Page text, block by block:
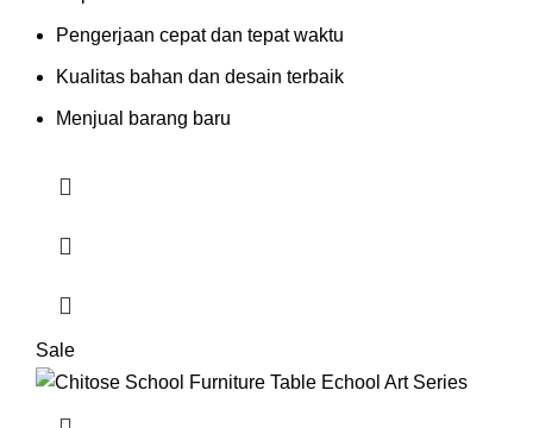
Pengerjaan cepat dan tepat waktu
Kualitas bahan dan desain terbaik
Menjual barang baru
Sale